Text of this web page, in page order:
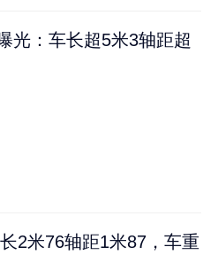
光：车长超5米3轴距超
2米76轴距1米87，车重